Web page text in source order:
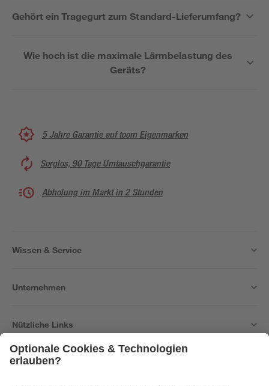
Gehört ein Tragegurt zum Standard-Lieferumfang?
Wie hoch ist die maximale Lärmbelastung des
Geräts?
5 Jahre Garantie auf toom Eigenmarken
Sorglos, 90 Tage Umtauschgarantie
Abholung im Markt in 2 Stunden
Wissen & Service
Unternehmen
Nützliche Links